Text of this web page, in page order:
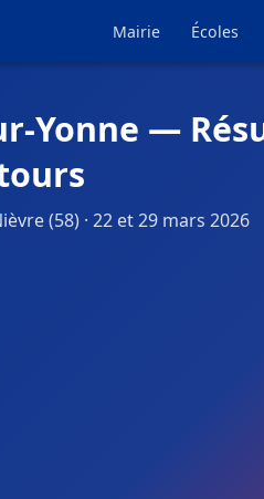
Mairie Écoles
Yonne —
(58) · 22 et 29 mars 2026